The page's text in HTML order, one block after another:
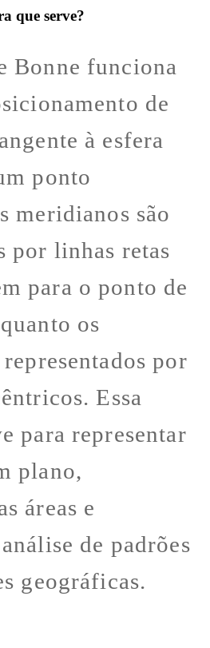
que serve?
Bonne funciona
de
à esfera
ponto
meridianos são
por linhas retas
para o ponto de
os
por
Essa
para representar
plano,
áreas e
de padrões
geográficas.